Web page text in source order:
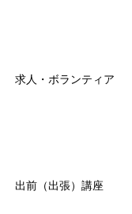
求人・ボランティア
出前（出張）講座